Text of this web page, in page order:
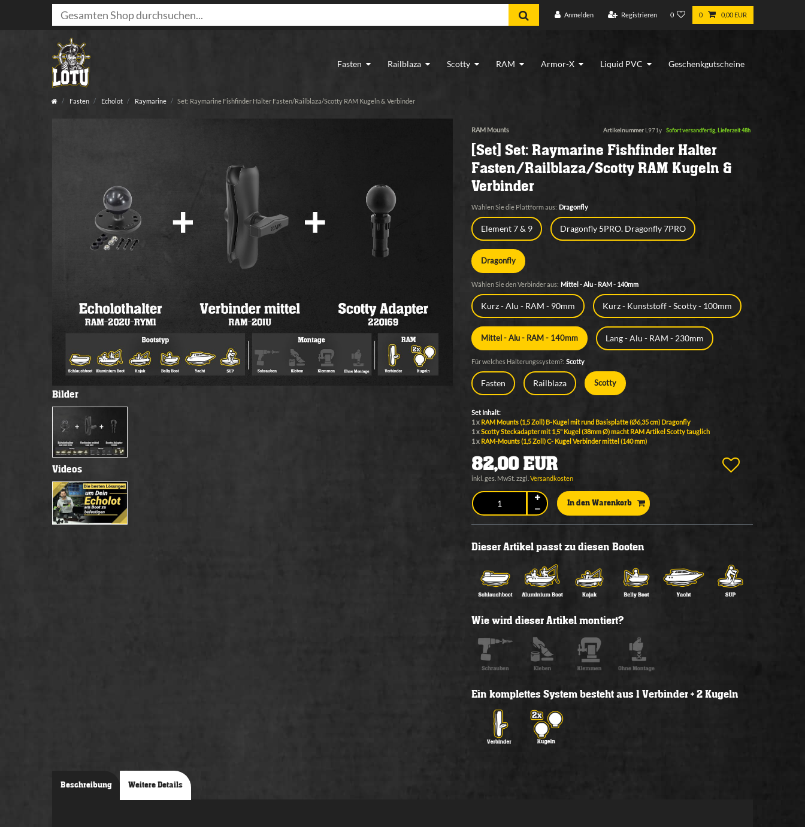
Anmelden Registrieren 0 0 0,00 EUR
Fasten Railblaza Scotty RAM Armor-X Liquid PVC Geschenkgutscheine
Fasten Echolot Raymarine Set: Raymarine Fishfinder Halter Fasten/Railblaza/Scotty RAM Kugeln & Verbinder
Bilder
Videos
RAM Mounts Artikelnummer L971y Sofort versandfertig, Lieferzeit 48h
[Set] Set: Raymarine Fishfinder Halter
Fasten/Railblaza/Scotty RAM Kugeln &
Verbinder
Wählen Sie die Plattform aus: Dragonfly
Element 7 & 9 Dragonfly 5PRO. Dragonfly 7PRO
Dragonfly
Wählen Sie den Verbinder aus: Mittel - Alu - RAM - 140mm
Kurz - Alu - RAM - 90mm Kurz - Kunststoff - Scotty - 100mm
Mittel - Alu - RAM - 140mm Lang - Alu - RAM - 230mm
Für welches Halterungssystem?: Scotty
Fasten Railblaza Scotty
Set Inhalt:
1 x RAM Mounts (1,5 Zoll) B-Kugel mit rund Basisplatte (Ø6,35 cm) Dragonfly
1 xScotty Steckadapter mit 1,5" Kugel (38mm Ø) macht RAM Artikel Scotty tauglich
1 x RAM-Mounts (1,5 Zoll) C- Kugel Verbinder mittel (140 mm)
82,00 EUR
inkl. ges. MwSt. zzgl. Versandkosten
In den Warenkorb
Dieser Artikel passt zu diesen Booten
Wie wird dieser Artikel montiert?
Ein komplettes System besteht aus 1 Verbinder + 2 Kugeln
Beschreibung Weitere Details